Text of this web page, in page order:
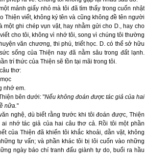
mảnh giấy nhỏ mà tôi đã tìm thấy trong cuốn nhật
Thiện viết, không ký tên và cũng không đề tên người
một ghi chép vụn vặt, hay nhằm gửi cho D., hay cho
cho tôi, không vì nhớ tôi, song vì chúng tôi thường
văn chương, thi phú, triết học. D. có thể sở hữu
sống của Thiện nay đã nằm sâu trong đất lạnh.
trí thức của Thiện sẽ tồn tại mãi trong tôi.
thơ:
nhớ em.
bên dưới: "Nếu không đoán được tác giả của hai
nữa."
nghệ, dù biết rằng trước khi tôi đoán được, Thiện
nhớ tác giả của hai câu thơ cả. Rồi tôi một phần
của Thiện đã khiến tôi khắc khoải, dằn vặt, không
tự vấn; và phần khác tôi bị lôi cuốn vào những
ngày báo chí tranh đấu giành tự do, buổi ra hầu